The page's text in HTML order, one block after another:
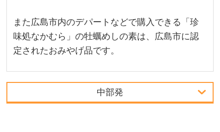
また広島市内のデパートなどで購入できる「珍
味処なかむら」の牡蠣めしの素は、広島市に認
定されたおみやげ品です。
中部発